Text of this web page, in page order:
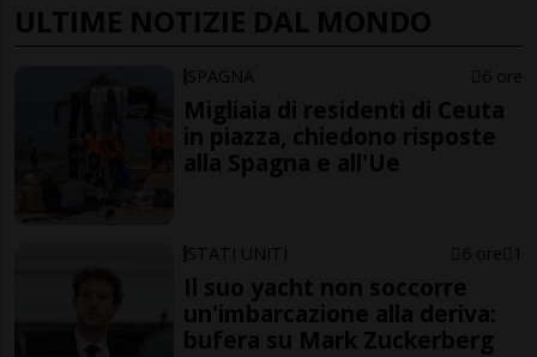
ULTIME NOTIZIE DAL MONDO
SPAGNA 6 ore
Migliaia di residenti di Ceuta
in piazza, chiedono risposte
alla Spagna e all'Ue
STATI UNITI 6 ore 1
Il suo yacht non soccorre
un'imbarcazione alla deriva:
bufera su Mark Zuckerberg